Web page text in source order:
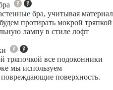
бра, учитывая материал
протирать мокрой тряпкой
лампу в стиле лофт
тряпочкой все подоконники
мы используем
поверхность.